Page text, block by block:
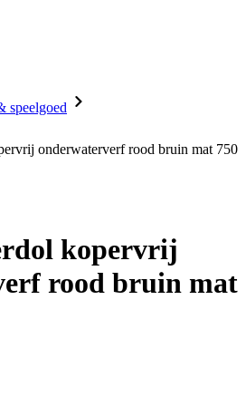
speelgoed
onderwaterverf rood bruin mat 750
kopervrij
rood bruin mat